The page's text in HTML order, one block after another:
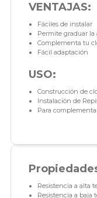
VENTAJAS:
Fáciles de instalar
Permite graduar
Complementa tu
Fácil adaptación
USO:
Construcción de
Instalación de
Para
Resistencia a alta
Resistencia a baja